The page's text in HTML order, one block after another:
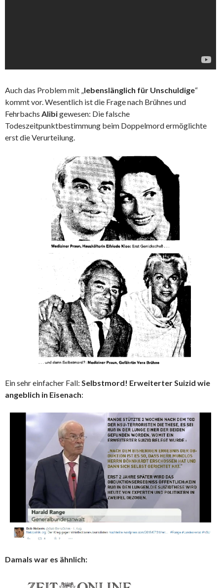
Auch das Problem mit „lebenslänglich für Unschuldige“
kommt vor. Wesentlich ist die Frage nach Brühnes und
Fehrbachs Alibigewesen: Die falsche
Todeszeitpunktbestimmung beim Doppelmord ermöglichte
erst die Verurteilung.
Ein sehr einfacher Fall: Selbstmord! Erweiterter Suizid wie
angeblich in Eisenach:
Damals war es ähnlich: